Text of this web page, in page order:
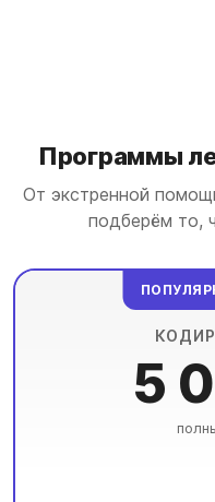
Программы
От экстренной
подберём то,
5